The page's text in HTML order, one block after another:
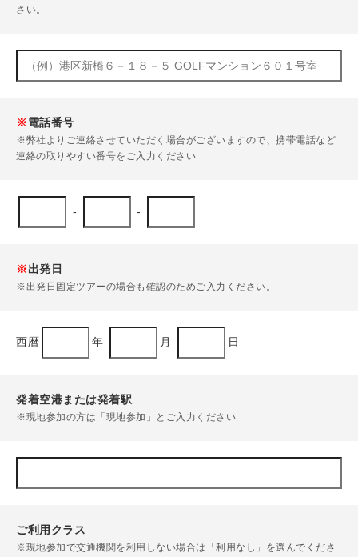
さい。
※電話番号
※弊社よりご連絡させていただく場合がございますので、携帯電話など
連絡の取りやすい番号をご入力ください
- -
※出発日
※出発日固定ツアーの場合も確認のためご入力ください。
西暦 年 月 日
発着空港または発着駅
※現地参加の方は「現地参加」とご入力ください
ご利用クラス
※現地参加で交通機関を利用しない場合は「利用なし」を選んでくださ